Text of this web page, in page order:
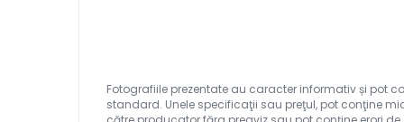
Masini de gaurit cu angrenaj,
masa si coloana